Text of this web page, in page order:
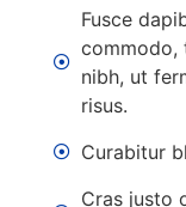
Fusce
commodo,
nibh, ut
risus.
Curabitur
Cras justo